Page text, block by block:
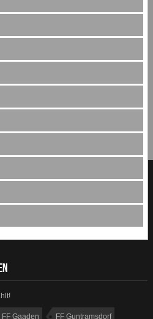
FF Gaaden FF Guntramsdorf